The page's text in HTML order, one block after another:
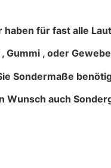
haben für fast alle
Gummi , oder
Sondermaße
Wunsch auch